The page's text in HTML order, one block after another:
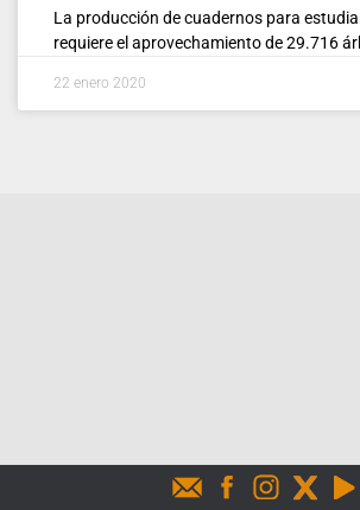
La producción de cuadernos para
requiere el aprovechamiento de 29.716
22 enero 2020